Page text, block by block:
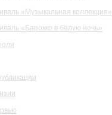
«Музыкальная коллекция»
«Барокко в белую ночь»